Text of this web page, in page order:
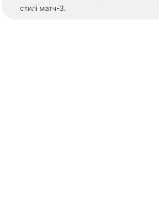
стилі матч-3.